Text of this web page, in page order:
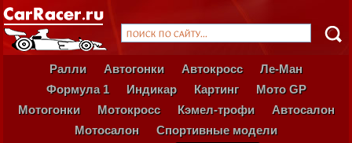
Ралли Автогонки Автокросс
Ле-Ман
Формула 1
Индикар Картинг
Мото GP
Мотогонки
Мотокросс Кэмел-трофи
Автосалон
Мотосалон
Спортивные модели